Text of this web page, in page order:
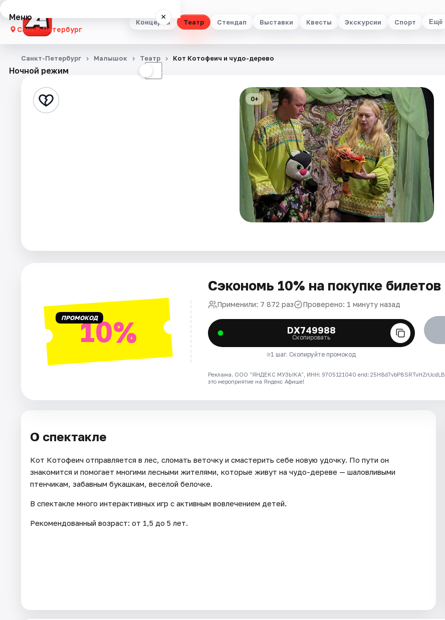
Концерты Театр Стендап Выставки Квесты Экскурсии Спорт Ещё
Меню ×
Санкт-Петербург
Концерты
Стендап
Города
Рейтинги
Ночной режим ☾
Санкт-Петербург Малышок Театр Кот Котофеич и чудо-дерево
0+
ПРОМОКОД10%
Сэкономь 10% на покупке билетов
Применили: 7 872 раз Проверено: 1 минуту назад
DX749988
Скопировать
1 шаг. Скопируйте промокод
Реклама. ООО "ЯНДЕКС МУЗЫКА", ИНН: 9705121040 erid: 25H8d7vbP8SRTvHZrUcdLB
это мероприятие на Яндекс Афише!
О спектакле
Кот Котофеич отправляется в лес, сломать веточку и смастерить себе новую удочку. По пути он
знакомится и помогает многими лесными жителями, которые живут на чудо-дереве — шаловливыми
птенчикам, забавным букашкам, веселой белочке.
В спектакле много интерактивных игр с активным вовлечением детей.
Рекомендованный возраст: от 1,5 до 5 лет.